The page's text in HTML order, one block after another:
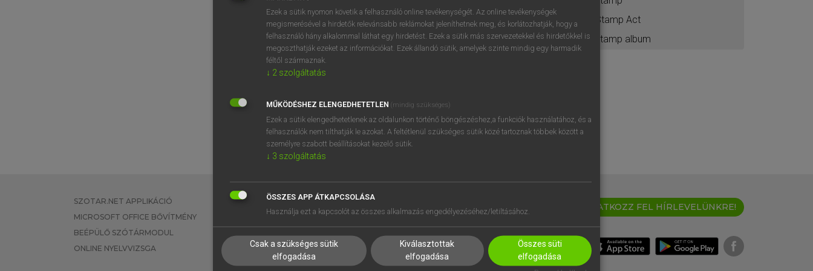
Stamp Act
stamp album
SZOTAR.NET APPLIKÁCIÓ
MICROSOFT OFFICE BŐVÍTMÉNY
BEÉPÜLŐ SZÓTÁRMODUL
ONLINE NYELVVIZSGA
EGYÉNI FELHASZNÁLÓKNAK
TANULÓKNAK
VÁLLALATI MEGOLDÁSOK
SÚGÓ
RÓLUNK
SÜTI BEÁLLÍTÁSOK
IRATKOZZ FEL HÍRLEVELÜNKRE!
Ezek a sütik nyomon követik a felhasználó online tevékenységét. Az online tevékenységek
megismerésével a hirdetők relevánsabb reklámokat jeleníthetnek meg, és korlátozhatják, hogy a
felhasználó hány alkalommal láthat egy hirdetést. Ezek a sütik más szervezetekkel és hirdetőkkel is
megoszthatják ezeket az információkat. Ezek állandó sütik, amelyek szinte mindig egy harmadik
féltől származnak.
↓ 2 szolgáltatás
MŰKÖDÉSHEZ ELENGEDHETETLEN (mindig szükséges)
Ezek a sütik elengedhetetlenek az oldalunkon történő böngészéshez,a funkciók használatához, és a
felhasználók nem tilthatják le azokat. A feltétlenül szükséges sütik közé tartoznak többek között a
személyre szabott beállításokat kezelő sütik.
↓ 3 szolgáltatás
ÖSSZES APP ÁTKAPCSOLÁSA
Használja ezt a kapcsolót az összes alkalmazás engedélyezéséhez/letiltásához.
Csak a szükséges sütik
elfogadása
Kiválasztottak
elfogadása
Összes süti
elfogadása